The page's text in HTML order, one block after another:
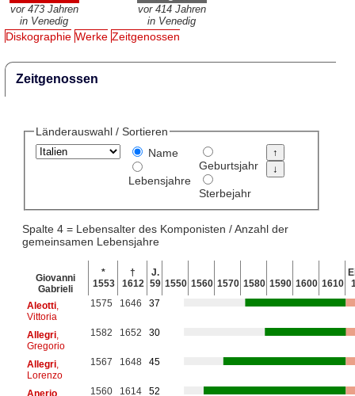
vor 473 Jahren
in Venedig
vor 414 Jahren
in Venedig
Diskographie Werke Zeitgenossen
Zeitgenossen
Länderauswahl / Sortieren
Name
Lebensjahre
Geburtsjahr
Sterbejahr
Spalte 4 = Lebensalter des Komponisten / Anzahl der
gemeinsamen Lebensjahre
Giovanni
Gabrieli
*
1553
†
1612
J.
59 1550 1560 1570 1580 1590 1600 1610
Aleotti,
Vittoria
1575 1646 37
Allegri,
Gregorio
1582 1652 30
Allegri,
Lorenzo
1567 1648 45
Anerio,
1560 1614 52